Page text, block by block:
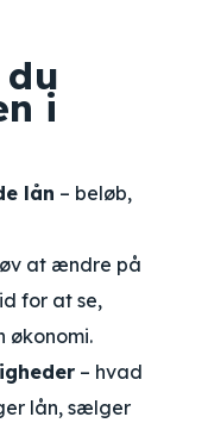
i
lån – beløb,
at ændre på
for at se,
økonomi.
– hvad
lån, sælger